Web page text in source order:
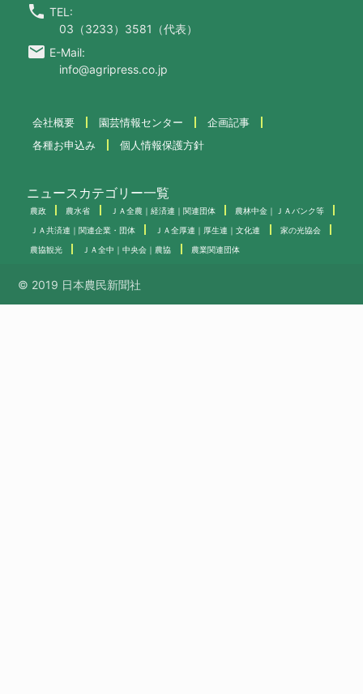
call TEL:
03（3233）3581（代表）
email E-Mail:
info@agripress.co.jp
会社概要 園芸情報センター
企画記事
各種お申込み
個人情報保護方針
ニュースカテゴリー一覧
農政 農水省 ＪＡ全農｜経済連｜関連団体 農林中金｜ＪＡバンク等
ＪＡ共済連｜関連企業・団体 ＪＡ全厚連｜厚生連｜文化連 家の光協会
農協観光 ＪＡ全中｜中央会｜農協 農業関連団体
© 2019 日本農民新聞社